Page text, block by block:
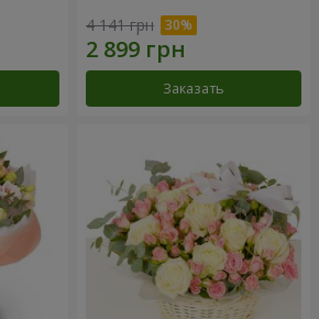
4 141 грн
Заказать